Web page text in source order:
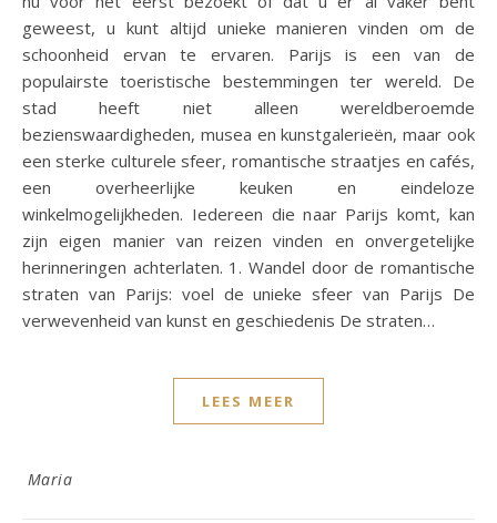
geweest, u kunt altijd unieke manieren vinden om de
schoonheid ervan te ervaren. Parijs is een van de
populairste toeristische bestemmingen ter wereld. De
stad heeft niet alleen wereldberoemde
bezienswaardigheden, musea en kunstgalerieën, maar ook
een sterke culturele sfeer, romantische straatjes en cafés,
een overheerlijke keuken en eindeloze
winkelmogelijkheden. Iedereen die naar Parijs komt, kan
zijn eigen manier van reizen vinden en onvergetelijke
herinneringen achterlaten. 1. Wandel door de romantische
straten van Parijs: voel de unieke sfeer van Parijs De
verwevenheid van kunst en geschiedenis De straten…
LEES MEER
Maria